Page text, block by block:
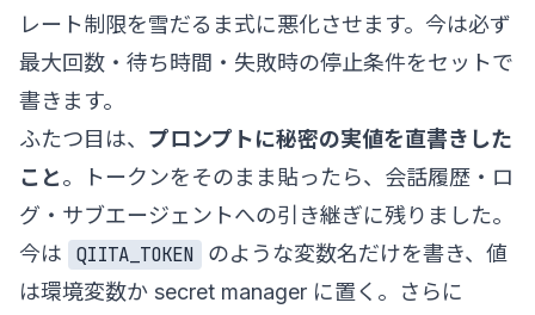
レート制限を雪だるま式に悪化させます。今は必ず
最大回数・待ち時間・失敗時の停止条件をセットで
書きます。
ふたつ目は、 プロンプトに秘密の実値を直書きした
こと。トークンをそのまま貼ったら、会話履歴・ロ
グ・サブエージェントへの引き継ぎに残りました。
今は
QIITA_TOKEN
のような変数名だけを書き、値
は環境変数か secret manager に置く。さらに